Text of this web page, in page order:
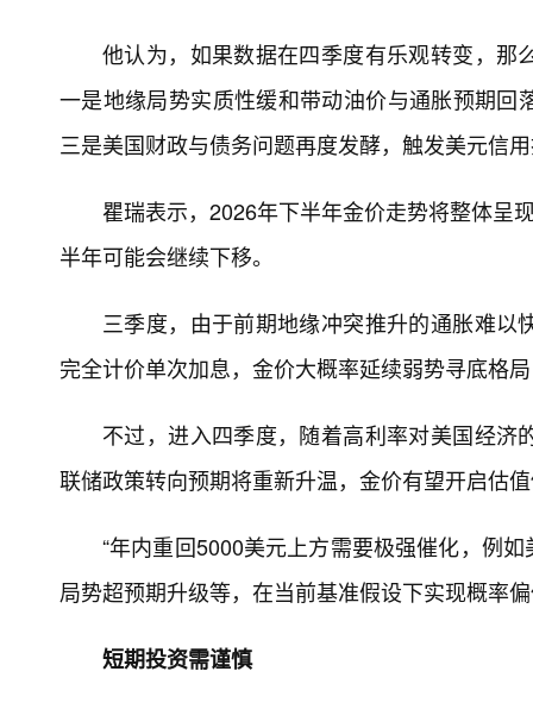
他认为，如果数据在四季度有乐观转变，
一是地缘局势实质性缓和带动油价与通胀预期
三是美国财政与债务问题再度发酵，触发美元信
瞿瑞表示，2026年下半年金价走势将整体呈
半年可能会继续下移。
三季度，由于前期地缘冲突推升的通胀难
完全计价单次加息，金价大概率延续弱势寻底格
不过，进入四季度，随着高利率对美国经
联储政策转向预期将重新升温，金价有望开启估
“年内重回5000美元上方需要极强催化，例
局势超预期升级等，在当前基准假设下实现概率
短期投资需谨慎